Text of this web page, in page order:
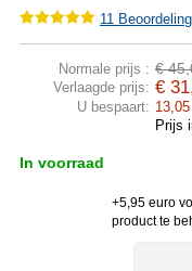
11
Normale prijs : €
Verlaagde prijs: €
U bespaart:
Prijs
In voorraad
+5,95 euro
product te